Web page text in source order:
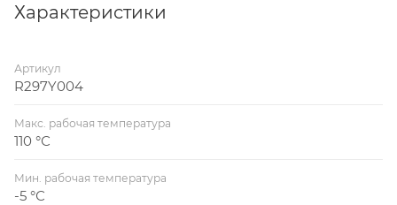
Характеристики
Артикул
R297Y004
Макс. рабочая температура
110 °С
Мин. рабочая температура
-5 °С